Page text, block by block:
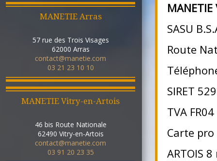
MANETIE Arras
57 rue des Trois Visages
62000 Arras
contact@manetie.com
03 21 23 10 10
MANETIE Vitry-en-Artois
46 bis Route Nationale
62490 Vitry-en-Artois
contact@manetie.com
03 91 20 23 35
SASU
Route
SIRET
TVA
Carte pro
ARTOIS